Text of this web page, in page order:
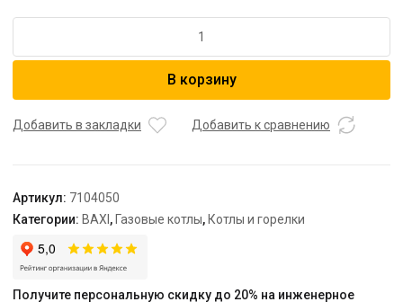
BAXI
tec
В корзину
Добавить в закладки Добавить к сравнению
Артикул: 7104050
Категории: BAXI , Газовые котлы, Котлы и горелки
Получите персональную скидку до 20% на инженерное